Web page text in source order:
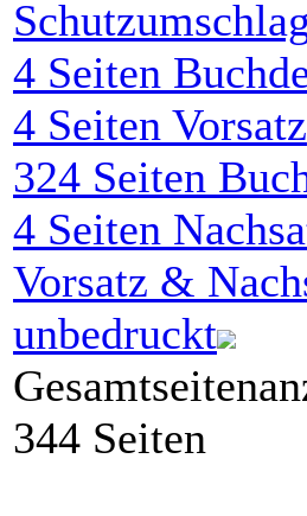
4 Seiten
4 Seiten Vorsatz
324 Seiten
4 Seiten
Vorsatz &
unbedruckt
344 Seiten